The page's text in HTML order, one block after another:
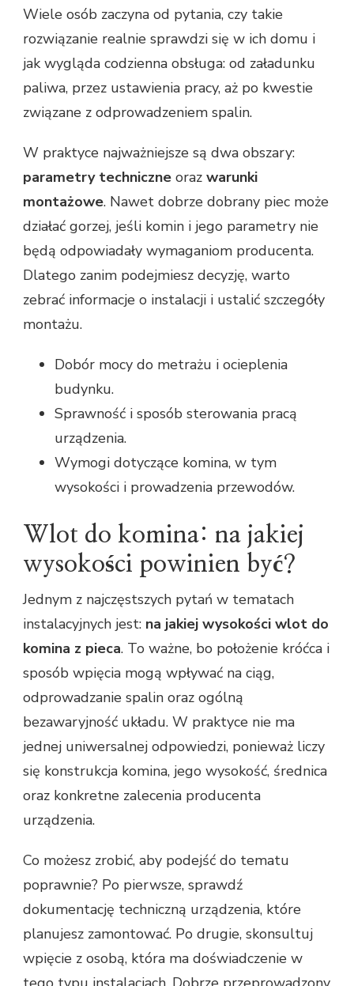
Wiele osób zaczyna od pytania, czy takie
rozwiązanie realnie sprawdzi się w ich domu i
jak wygląda codzienna obsługa: od załadunku
paliwa, przez ustawienia pracy, aż po kwestie
związane z odprowadzeniem spalin.
W praktyce najważniejsze są dwa obszary:
parametry techniczne oraz warunki
montażowe. Nawet dobrze dobrany piec może
działać gorzej, jeśli komin i jego parametry nie
będą odpowiadały wymaganiom producenta.
Dlatego zanim podejmiesz decyzję, warto
zebrać informacje o instalacji i ustalić szczegóły
montażu.
Dobór mocy do metrażu i ocieplenia
budynku.
Sprawność i sposób sterowania pracą
urządzenia.
Wymogi dotyczące komina, w tym
wysokości i prowadzenia przewodów.
Wlot do komina: na jakiej
wysokości powinien być?
Jednym z najczęstszych pytań w tematach
instalacyjnych jest: na jakiej wysokości wlot do
komina z pieca. To ważne, bo położenie króćca i
sposób wpięcia mogą wpływać na ciąg,
odprowadzanie spalin oraz ogólną
bezawaryjność układu. W praktyce nie ma
jednej uniwersalnej odpowiedzi, ponieważ liczy
się konstrukcja komina, jego wysokość, średnica
oraz konkretne zalecenia producenta
urządzenia.
Co możesz zrobić, aby podejść do tematu
poprawnie? Po pierwsze, sprawdź
dokumentację techniczną urządzenia, które
planujesz zamontować. Po drugie, skonsultuj
wpięcie z osobą, która ma doświadczenie w